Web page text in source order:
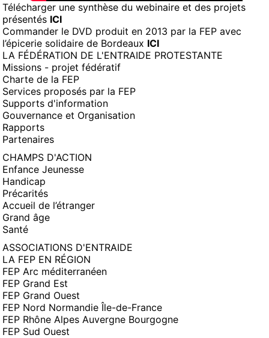
Télécharger une synthèse du webinaire et des projets
présentés ICI
Commander le DVD produit en 2013 par la FEP avec
l’épicerie solidaire de Bordeaux ICI
LA FÉDÉRATION DE L'ENTRAIDE PROTESTANTE
Missions - projet fédératif
Charte de la FEP
Services proposés par la FEP
Supports d'information
Gouvernance et Organisation
Rapports
Partenaires
CHAMPS D'ACTION
Enfance Jeunesse
Handicap
Précarités
Accueil de l’étranger
Grand âge
Santé
ASSOCIATIONS D'ENTRAIDE
LA FEP EN RÉGION
FEP Arc méditerranéen
FEP Grand Est
FEP Grand Ouest
FEP Nord Normandie Île-de-France
FEP Rhône Alpes Auvergne Bourgogne
FEP Sud Ouest